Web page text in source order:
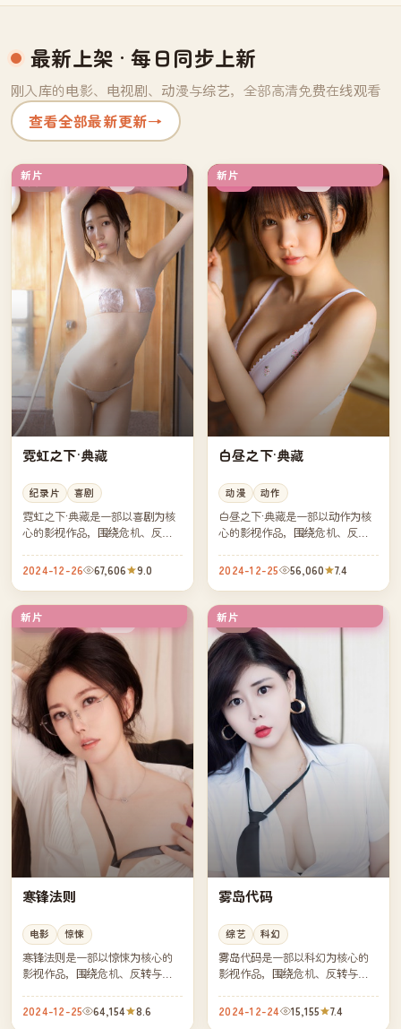
最新上架 · 每日同步上新
刚入库的电影、电视剧、动漫与综艺，全部高清免费在线观看
查看全部最新更新→
新片
英国
霓虹之下·典藏
纪录片 喜剧
霓虹之下·典藏是一部以喜剧为核
心的影视作品，围绕危机、反转
凑，值得推荐观看。
2024-12-26 67,606 9.0
新片
韩国
白昼之下·典藏
动漫 动作
白昼之下·典藏是一部以动作为核
心的影视作品，围绕危机、反转
凑，值得推荐观看。
2024-12-25 56,060 7.4
新片
中国
寒锋法则
电影 惊悚
寒锋法则是一部以惊悚为核心的
影视作品，围绕危机、反转与人
得推荐观看。
2024-12-25 64,154 8.6
新片
中国
雾岛代码
综艺 科幻
雾岛代码是一部以科幻为核心的
影视作品，围绕危机、反转与人
得推荐观看。
2024-12-24 15,155 7.4